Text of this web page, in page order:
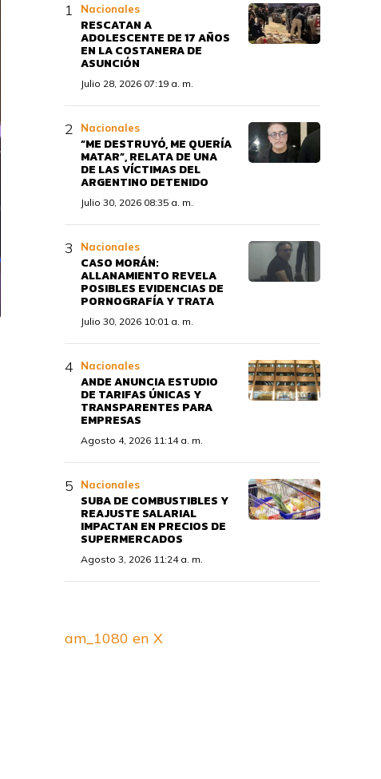
Nacionales
RESCATAN A
ADOLESCENTE DE 17 AÑOS
EN LA COSTANERA DE
ASUNCIÓN
Julio 28, 2026 07:19 a. m.
Nacionales
“ME DESTRUYÓ, ME QUERÍA
MATAR”, RELATA DE UNA
DE LAS VÍCTIMAS DEL
ARGENTINO DETENIDO
Julio 30, 2026 08:35 a. m.
Nacionales
CASO MORÁN:
ALLANAMIENTO REVELA
POSIBLES EVIDENCIAS DE
PORNOGRAFÍA Y TRATA
Julio 30, 2026 10:01 a. m.
Nacionales
ANDE ANUNCIA ESTUDIO
DE TARIFAS ÚNICAS Y
TRANSPARENTES PARA
EMPRESAS
Agosto 4, 2026 11:14 a. m.
Nacionales
SUBA DE COMBUSTIBLES Y
REAJUSTE SALARIAL
IMPACTAN EN PRECIOS DE
SUPERMERCADOS
Agosto 3, 2026 11:24 a. m.
am_1080 en X